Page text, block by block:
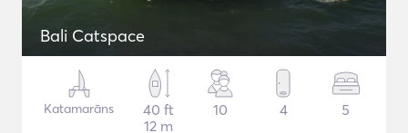
Bali Catspace
Katamarāns
40 ft
12 m
10 4 5